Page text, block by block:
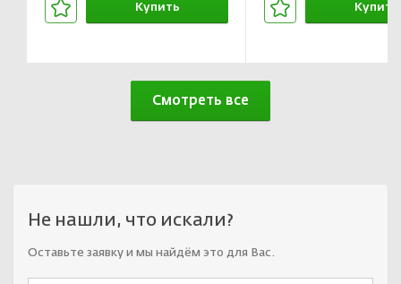
Купить Купить
Смотреть все
Не нашли, что искали?
Оставьте заявку и мы найдём это для Вас.